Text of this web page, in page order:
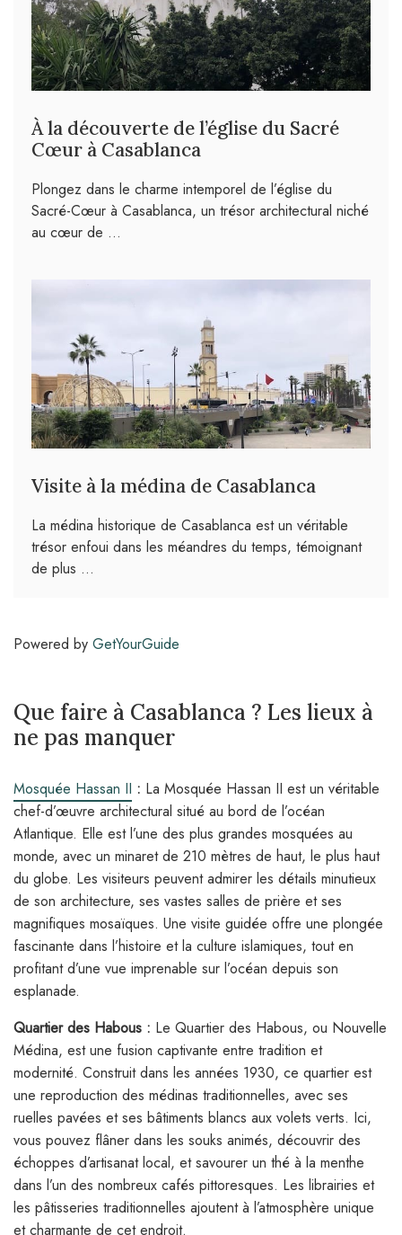
À la découverte de l’église du Sacré
Cœur à Casablanca
Plongez dans le charme intemporel de l’église du
Sacré-Cœur à Casablanca, un trésor architectural niché
au cœur de …
Visite à la médina de Casablanca
La médina historique de Casablanca est un véritable
trésor enfoui dans les méandres du temps, témoignant
de plus …
Powered by GetYourGuide
Que faire à Casablanca ? Les lieux à
ne pas manquer
Mosquée Hassan II : La Mosquée Hassan II est un véritable
chef-d’œuvre architectural situé au bord de l’océan
Atlantique. Elle est l’une des plus grandes mosquées au
monde, avec un minaret de 210 mètres de haut, le plus haut
du globe. Les visiteurs peuvent admirer les détails minutieux
de son architecture, ses vastes salles de prière et ses
magnifiques mosaïques. Une visite guidée offre une plongée
fascinante dans l’histoire et la culture islamiques, tout en
profitant d’une vue imprenable sur l’océan depuis son
esplanade.
Quartier des Habous : Le Quartier des Habous, ou Nouvelle
Médina, est une fusion captivante entre tradition et
modernité. Construit dans les années 1930, ce quartier est
une reproduction des médinas traditionnelles, avec ses
ruelles pavées et ses bâtiments blancs aux volets verts. Ici,
vous pouvez flâner dans les souks animés, découvrir des
échoppes d’artisanat local, et savourer un thé à la menthe
dans l’un des nombreux cafés pittoresques. Les librairies et
les pâtisseries traditionnelles ajoutent à l’atmosphère unique
et charmante de cet endroit.